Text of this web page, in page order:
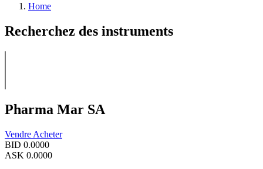
Home
Recherchez des instruments
Pharma Mar SA
Vendre Acheter
BID 0.0000
ASK 0.0000